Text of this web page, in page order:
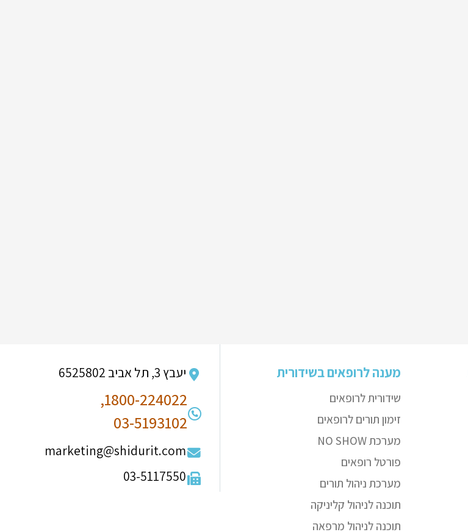
מענה לרופאים בשידורית
שידורית לרופאים
זימון תורים לרופאים
מערכת NO SHOW
פורטל רופאים
מערכת ניהול תורים
תוכנה לניהול קליניקה
תוכנה לניהול מרפאה
יעבץ 3, תל אביב 6525802
1800-224022,
03-5193102
marketing@shidurit.com
03-5117550